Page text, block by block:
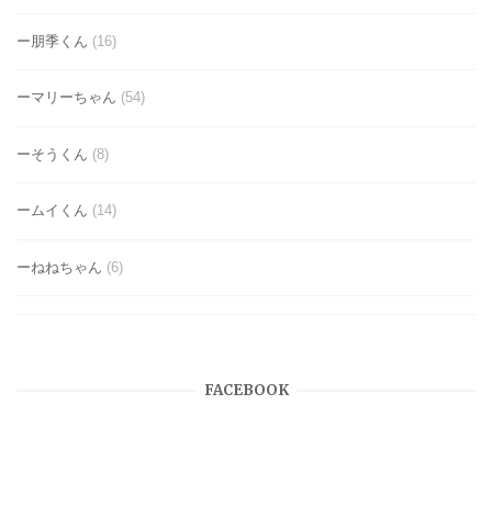
ー朋季くん (16)
ーマリーちゃん (54)
ーそうくん (8)
ームイくん (14)
ーねねちゃん (6)
FACEBOOK